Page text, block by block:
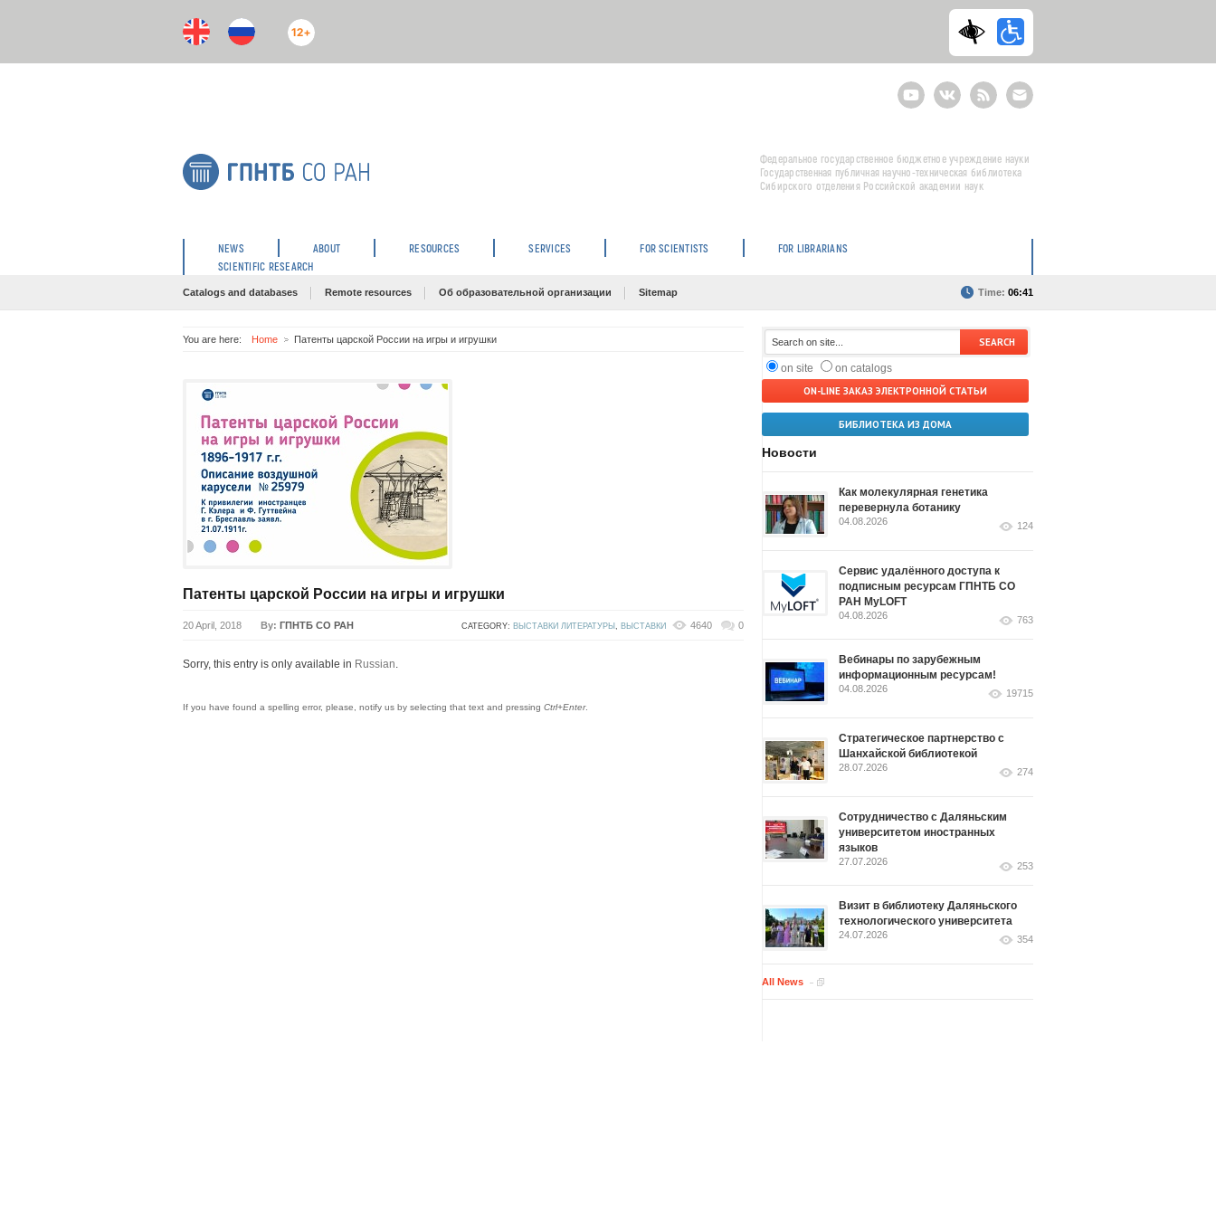
12+
YoutubeВКонтактеRSS
E-
mail
подписка
Федеральное государственное бюджетное учреждение науки
Государственная публичная научно-техническая библиотека
Сибирского отделения Российской академии наук
NEWS ABOUT RESOURCES SERVICES FOR SCIENTISTS
FOR LIBRARIANS
SCIENTIFIC RESEARCH
Catalogs and databases Remote resources Об образовательной организации Sitemap Time: 06:41
You are here: Home Патенты царской России на игры и игрушки
Патенты царской России на игры и игрушки
20 April, 2018 By: ГПНТБ СО РАН CATEGORY: ВЫСТАВКИ ЛИТЕРАТУРЫ , ВЫСТАВКИ 4640 0
Sorry, this entry is only available in Russian.
If you have found a spelling error, please, notify us by selecting that text and pressing Ctrl+Enter.
on site
on catalogs
ON-LINE ЗАКАЗ ЭЛЕКТРОННОЙ СТАТЬИ
БИБЛИОТЕКА ИЗ ДОМА
Новости
Как молекулярная генетика
перевернула ботанику
04.08.2026 124
Сервис удалённого доступа к
подписным ресурсам ГПНТБ СО
РАН MyLOFT
04.08.2026 763
Вебинары по зарубежным
информационным ресурсам!
04.08.2026 19715
Стратегическое партнерство с
Шанхайской библиотекой
28.07.2026 274
Сотрудничество с Даляньским
университетом иностранных
языков
27.07.2026 253
Визит в библиотеку Даляньского
технологического университета
24.07.2026 354
All News